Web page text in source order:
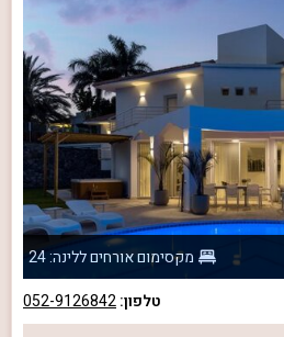
מקסימום אורחים ללינה: 24
טלפון:052-9126842